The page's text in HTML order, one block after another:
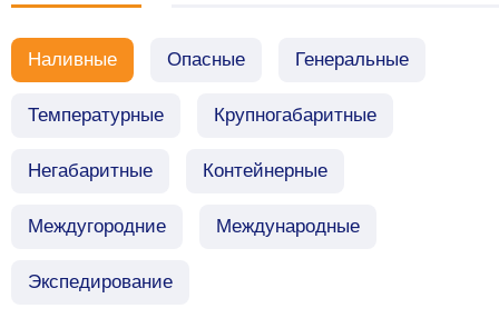
Наливные Опасные Генеральные
Температурные Крупногабаритные
Негабаритные Контейнерные
Междугородние Международные
Экспедирование